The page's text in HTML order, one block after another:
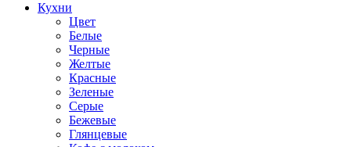
Кухни
Цвет
Белые
Черные
Желтые
Красные
Зеленые
Серые
Бежевые
Глянцевые